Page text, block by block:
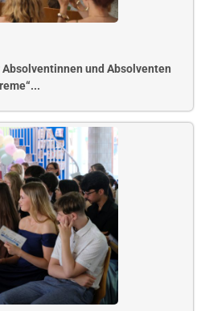
und Absolventen